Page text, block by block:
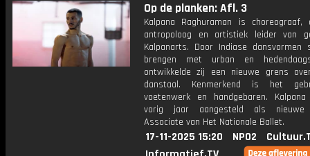
Op de planken: Afl. 3
Kalpana Raghuraman is choreograaf,
antropoloog en artistiek leider van
Kalpanarts. Door Indiase dansvormen
brengen met urban en
ontwikkelde zij een nieuwe grens
danstaal. Kenmerkend is het
voetenwerk en handgebaren.
vorig jaar aangesteld als nieuwe
Associate van Het Nationale Ballet.
17-11-2025 15:20 NPO2